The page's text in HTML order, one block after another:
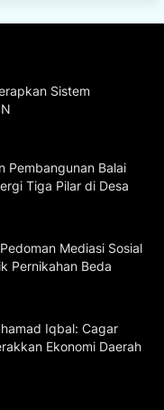
Sistem
Pembangunan Balai
Tiga Pilar di Desa
Mediasi Sosial
Pernikahan Beda
Iqbal: Cagar
Ekonomi Daerah